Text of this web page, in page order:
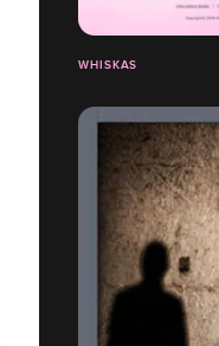
WHISKAS